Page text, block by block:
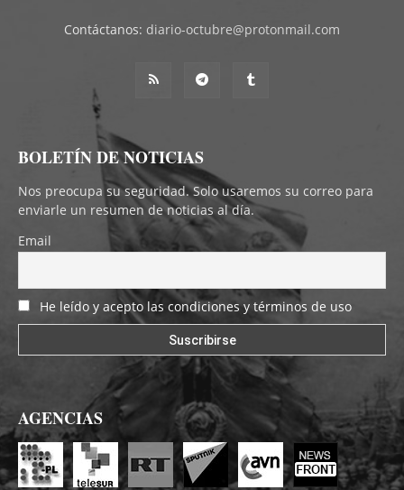
Contáctanos: diario-octubre@protonmail.com
BOLETÍN DE NOTICIAS
Nos preocupa su seguridad. Solo usaremos su correo para
enviarle un resumen de noticias al día.
Email
He leído y acepto las condiciones y términos de uso
AGENCIAS